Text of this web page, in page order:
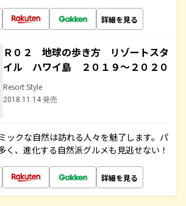
詳細を見る
Ｒ０２ 地球の歩き方 リゾートスタ
イル ハワイ島 ２０１９～２０２０
Resort Style
2018.11.14 発売
ックな自然は訪れる人々を魅了します。パ
く、進化する自然派グルメも見逃せない！
詳細を見る